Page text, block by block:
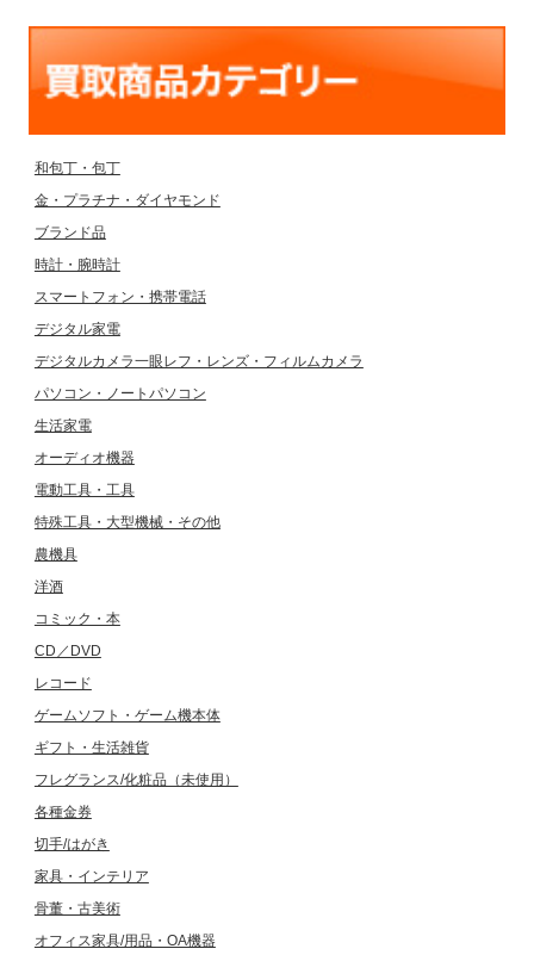
和包丁・包丁
金・プラチナ・ダイヤモンド
ブランド品
時計・腕時計
スマートフォン・携帯電話
デジタル家電
デジタルカメラ一眼レフ・レンズ・フィルムカメラ
パソコン・ノートパソコン
生活家電
オーディオ機器
電動工具・工具
特殊工具・大型機械・その他
農機具
洋酒
コミック・本
CD／DVD
レコード
ゲームソフト・ゲーム機本体
ギフト・生活雑貨
フレグランス/化粧品（未使用）
各種金券
切手/はがき
家具・インテリア
骨董・古美術
オフィス家具/用品・OA機器